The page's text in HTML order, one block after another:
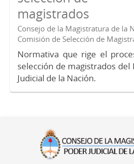
magistrados
Consejo de la Magistratura de la
Comisión de Selección de
Normativa que rige el
selección de magistrados del
Judicial de la Nación.